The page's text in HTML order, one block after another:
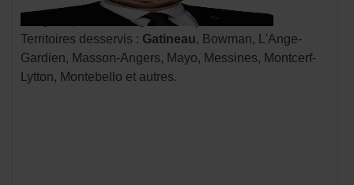
hyperlien
s'ouvrira
dans
une
nouvelle
Langues parlées : anglais, français
Territoires desservis : Gatineau, Bowman, L'Ange-
Gardien, Masson-Angers, Mayo, Messines, Montcerf-
Lytton, Montebello et autres.